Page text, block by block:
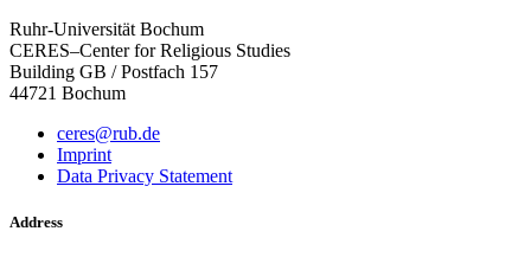
Ruhr-Universität Bochum
CERES–Center for Religious Studies
Building GB / Postfach 157
44721 Bochum
ceres@rub.de
Imprint
Data Privacy Statement
Address